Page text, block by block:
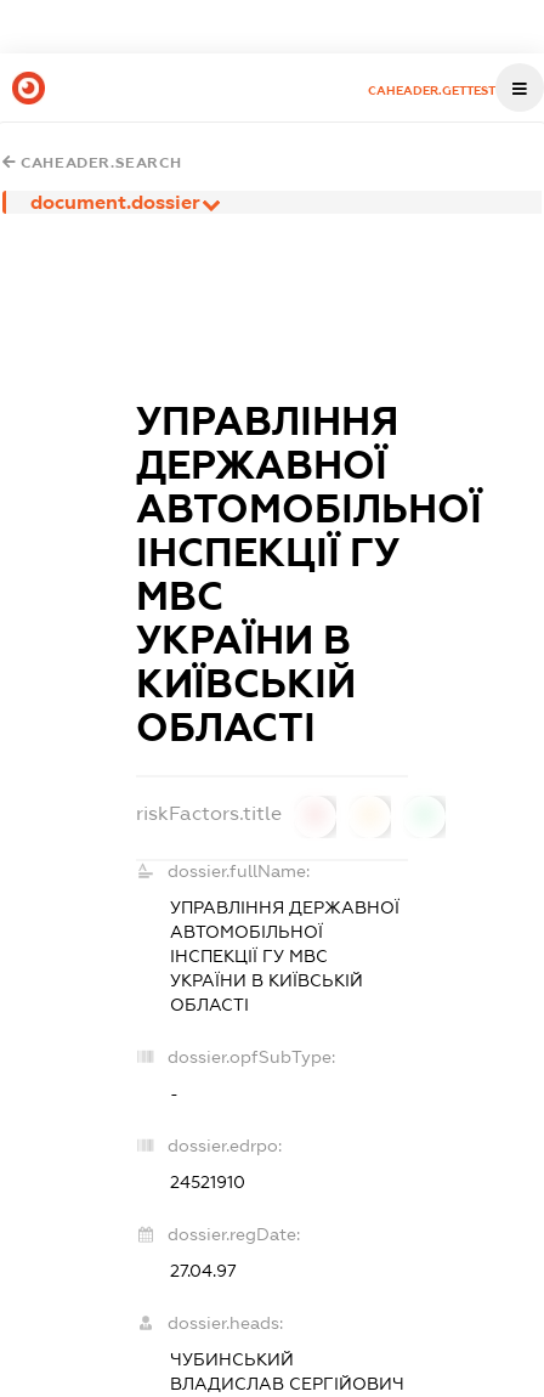
CAHEADER.GETTEST
CAHEADER.SEARCH
document.dossier
УПРАВЛІННЯ
ДЕРЖАВНОЇ
АВТОМОБІЛЬНОЇ
ІНСПЕКЦІЇ ГУ
МВС
УКРАЇНИ В
КИЇВСЬКІЙ
ОБЛАСТІ
riskFactors.title
dossier.fullName:
УПРАВЛІННЯ ДЕРЖАВНОЇ
АВТОМОБІЛЬНОЇ
ІНСПЕКЦІЇ ГУ МВС
УКРАЇНИ В КИЇВСЬКІЙ
ОБЛАСТІ
dossier.opfSubType:
-
dossier.edrpo:
24521910
dossier.regDate:
27.04.97
dossier.heads:
ЧУБИНСЬКИЙ
ВЛАДИСЛАВ СЕРГІЙОВИЧ